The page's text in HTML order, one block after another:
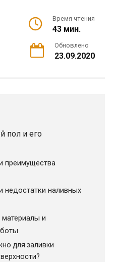
Время чтения
43 мин.
Обновлено
23.09.2020
пол и его
преимущества
недостатки наливных
и
для заливки